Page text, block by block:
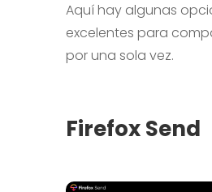
Aquí hay algunas
excelentes para
por una sola vez.
Firefox Send